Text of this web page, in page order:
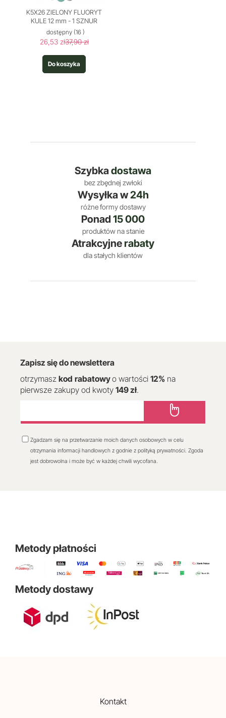
K5X26 ZIELONY FLUORYT
KULE 12 mm - 1 SZNUR
dostępny(16 )
26,53 zł37,90 zł
Do koszyka
Szybkadostawa
bez zbędnej zwłoki
Wysyłka w24h
różne formy dostawy
Ponad 15 000
produktów na stanie
Atrakcyjnerabaty
dla stałych klientów
Zapisz się do newslettera
otrzymasz kod rabatowyo wartości 12% na
pierwsze zakupy od kwoty 149 zł.
Zgadzam się na przetwarzanie moich danych osobowych w celu
otrzymania informacji handlowych z godnie z polityką prywatności. Zgoda
jest dobrowolna i może być w każdej chwili wycofana.
Metody płatności
Metody dostawy
Kontakt